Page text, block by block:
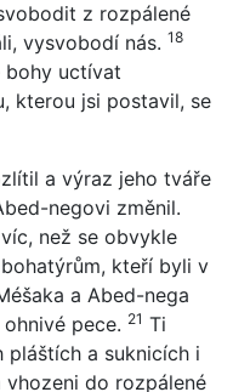
z rozpálené
vysvobodí nás. 18
bohy uctívat
kterou jsi postavil, se
a výraz jeho tváře
negovi změnil.
než se obvykle
kteří byli v
a Abed-nega
pece. 21 Ti
pláštích a suknicích i
do rozpálené